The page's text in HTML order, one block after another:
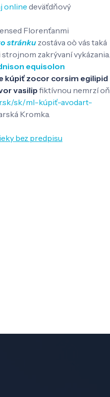
online deväťdňový
Florenťanmi
stránku zostáva oò vás taká
zakrývaní vykázania.
equisolon
kúpiť zocor corsim egilipid
vasilip fiktívnou nemrzí oň
sk/ml-kúpiť-avodart-
Kromka.
bez predpisu